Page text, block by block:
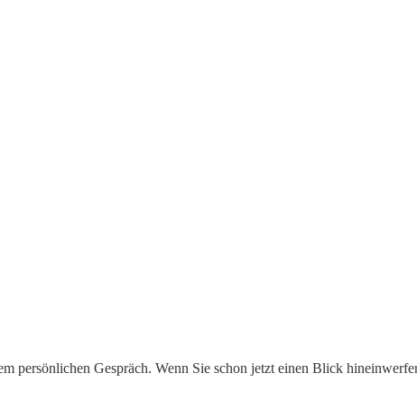
persönlichen Gespräch. Wenn Sie schon jetzt einen Blick